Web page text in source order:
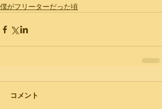
僕がフリーターだった頃
コメント